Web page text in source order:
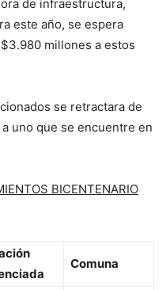
de infraestructura,
este año, se espera
millones a estos
se retractara de
uno que se encuentre en
BICENTENARIO
Comuna